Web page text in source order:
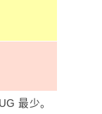
最少。